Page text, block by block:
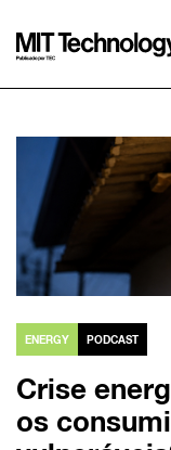
conteúdo
ENERGY PODCAST
Crise
os